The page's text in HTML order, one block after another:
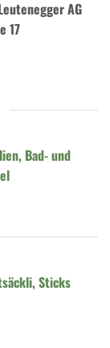
AG
17
Bad- und
Sticks